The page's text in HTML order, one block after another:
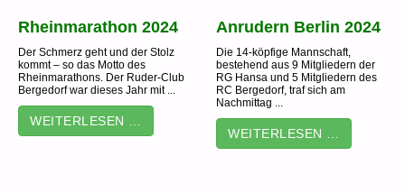
Rheinmarathon 2024
Der Schmerz geht und der Stolz
kommt – so das Motto des
Rheinmarathons. Der Ruder-Club
Bergedorf war dieses Jahr mit ...
WEITERLESEN …
Anrudern Berlin 2024
Die 14-köpfige Mannschaft,
bestehend aus 9 Mitgliedern der
RG Hansa und 5 Mitgliedern des
RC Bergedorf, traf sich am
Nachmittag ...
WEITERLESEN …